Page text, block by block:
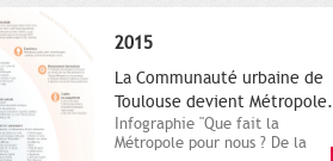
2015
La Communauté urbaine de
Toulouse devient Métropole.
Infographie "Que fait la
Métropole pour nous ? De la